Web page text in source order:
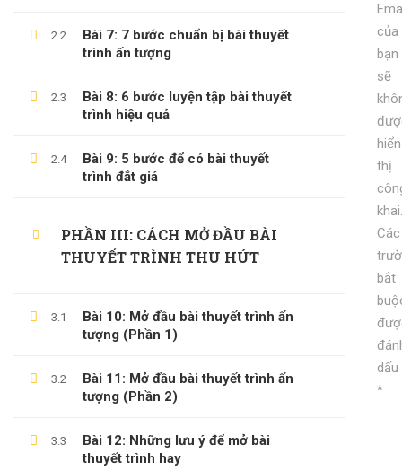
2.2
Bài 7: 7 bước chuẩn bị bài thuyết
trình ấn tượng
2.3
Bài 8: 6 bước luyện tập bài thuyết
trình hiệu quả
2.4
Bài 9: 5 bước để có bài thuyết
trình đắt giá
PHẦN III: CÁCH MỞ ĐẦU BÀI
THUYẾT TRÌNH THU HÚT
3.1
Bài 10: Mở đầu bài thuyết trình ấn
tượng (Phần 1)
3.2
Bài 11: Mở đầu bài thuyết trình ấn
tượng (Phần 2)
3.3
Bài 12: Những lưu ý để mở bài
thuyết trình hay
của
bạn
sẽ
hiển
thị
khai.
Các
bắt
dấu
*
600,000 ₫99,000 ₫